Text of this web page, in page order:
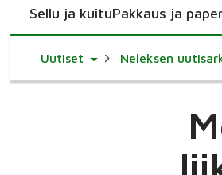
Sellu ja kuituPakkaus ja
Uutiset Toggle Dropdown
Neleksen